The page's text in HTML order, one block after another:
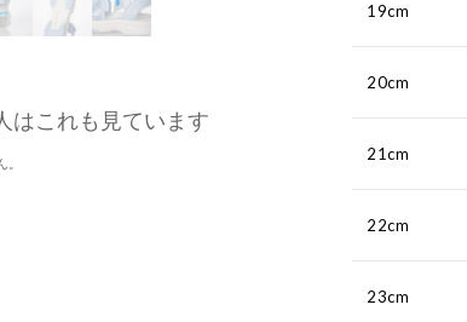
はこれも見ています
19cm
20cm
21cm
22cm
23cm